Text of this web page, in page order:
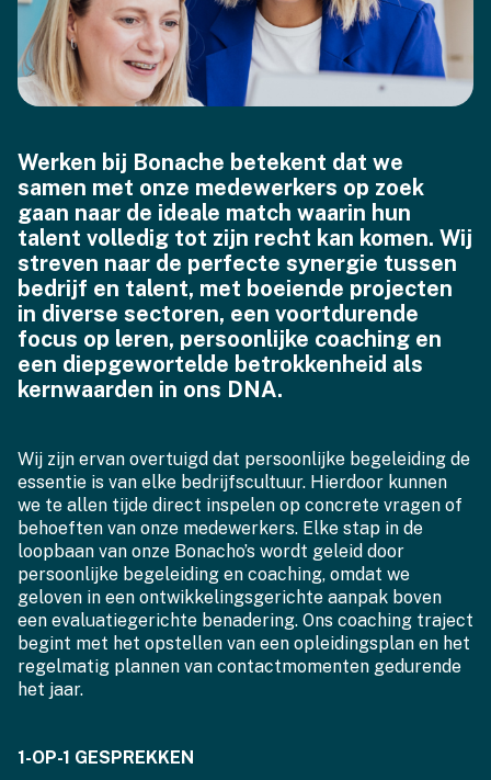
Werken bij Bonache betekent dat we
samen met onze medewerkers op zoek
gaan naar de ideale match waarin hun
talent volledig tot zijn recht kan komen. Wij
streven naar de perfecte synergie tussen
bedrijf en talent, met boeiende projecten
in diverse sectoren, een voortdurende
focus op leren, persoonlijke coaching en
een diepgewortelde betrokkenheid als
kernwaarden in ons DNA.
Wij zijn ervan overtuigd dat persoonlijke begeleiding de
essentie is van elke bedrijfscultuur. Hierdoor kunnen
we te allen tijde direct inspelen op concrete vragen of
behoeften van onze medewerkers. Elke stap in de
loopbaan van onze Bonacho’s wordt geleid door
persoonlijke begeleiding en coaching, omdat we
geloven in een ontwikkelingsgerichte aanpak boven
een evaluatiegerichte benadering. Ons coaching traject
begint met het opstellen van een opleidingsplan en het
regelmatig plannen van contactmomenten gedurende
het jaar.
1-OP-1 GESPREKKEN